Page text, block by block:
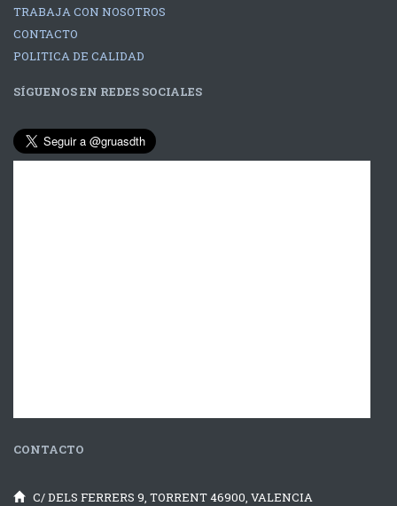
TRABAJA CON NOSOTROS
CONTACTO
POLITICA DE CALIDAD
SÍGUENOS EN REDES SOCIALES
CONTACTO
C/ DELS FERRERS 9, TORRENT 46900, VALENCIA